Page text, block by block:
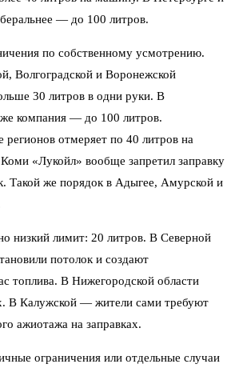
— до 100 литров.
по собственному усмотрению.
Волгоградской и Воронежской
30 литров в одни руки. В
компания — до 100 литров.
регионов отмеряет по 40 литров на
«Лукойл» вообще запретил заправку
Такой же порядок в Адыгее, Амурской и
низкий лимит: 20 литров. В Северной
потолок и создают
топлива. В Нижегородской области
В Калужской — жители сами требуют
ажиотажа на заправках.
ограничения или отдельные случаи